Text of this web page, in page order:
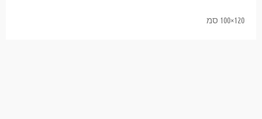
120×100 סמ